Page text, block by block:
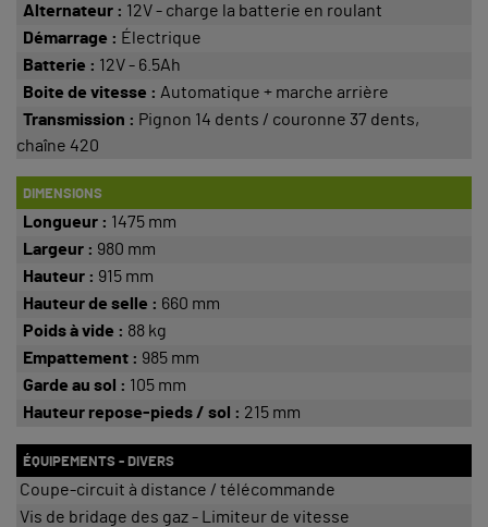
Alternateur : 12V - charge la batterie en roulant
Démarrage : Électrique
Batterie : 12V - 6.5Ah
Boite de vitesse : Automatique + marche arrière
Transmission : Pignon 14 dents / couronne 37 dents,
chaîne 420
DIMENSIONS
Longueur : 1475 mm
Largeur : 980 mm
Hauteur : 915 mm
Hauteur de selle : 660 mm
Poids à vide : 88 kg
Empattement : 985 mm
Garde au sol : 105 mm
Hauteur repose-pieds / sol : 215 mm
ÉQUIPEMENTS - DIVERS
Coupe-circuit à distance / télécommande
Vis de bridage des gaz - Limiteur de vitesse